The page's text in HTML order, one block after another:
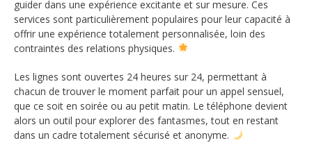
guider dans une expérience excitante et sur mesure. Ces
services sont particulièrement populaires pour leur capacité à
offrir une expérience totalement personnalisée, loin des
contraintes des relations physiques.
Les lignes sont ouvertes 24 heures sur 24, permettant à
chacun de trouver le moment parfait pour un appel sensuel,
que ce soit en soirée ou au petit matin. Le téléphone devient
alors un outil pour explorer des fantasmes, tout en restant
dans un cadre totalement sécurisé et anonyme.